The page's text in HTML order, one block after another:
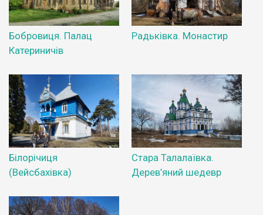
Бобровиця. Палац
Катериничів
Радьківка. Монастир
Білорічиця
(Вейсбахівка)
Стара Талалаївка.
Дерев’яний шедевр